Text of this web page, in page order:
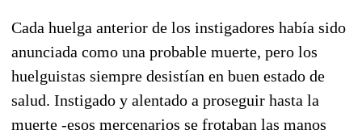
Cada huelga anterior de los instigadores había sido
anunciada como una probable muerte, pero los
huelguistas siempre desistían en buen estado de
salud. Instigado y alentado a proseguir hasta la
muerte -esos mercenarios se frotaban las manos